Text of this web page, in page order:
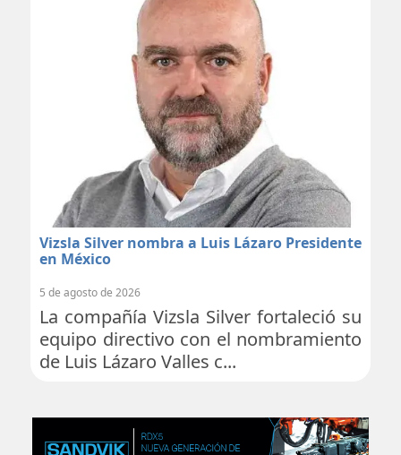
Vizsla Silver nombra a Luis Lázaro Presidente
en México
5 de agosto de 2026
La compañía Vizsla Silver fortaleció su
equipo directivo con el nombramiento
de Luis Lázaro Valles c...